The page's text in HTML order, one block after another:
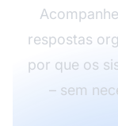
respostas
por que os
– sem